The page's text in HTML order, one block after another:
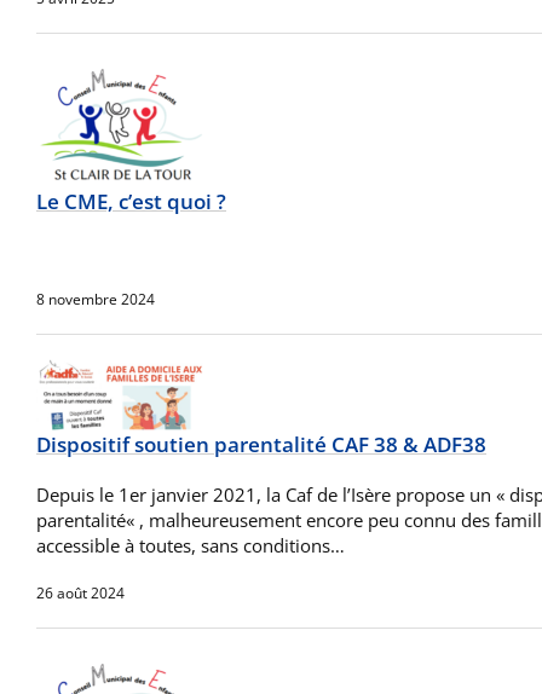
Le CME, c’est quoi ?
8 novembre 2024
Dispositif soutien parentalité CAF 38 & ADF38
Depuis le 1er janvier 2021, la Caf de l’Isère propose un «
parentalité« , malheureusement encore peu connu des
accessible à toutes, sans conditions…
26 août 2024